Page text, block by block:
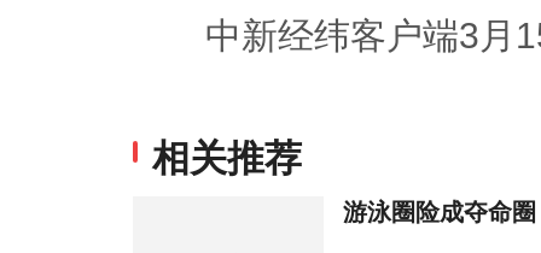
中新经纬客户端3月
相关推荐
游泳圈险成夺命